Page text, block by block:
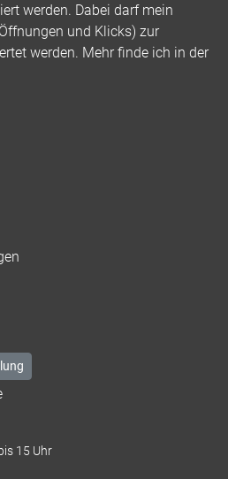
werden. Dabei darf mein
und Klicks) zur
werden. Mehr finde ich in der
15 Uhr